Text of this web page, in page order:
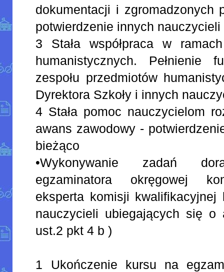
dokumentacji i zgromadzonych
potwierdzenie innych
3 Stała współpraca w
humanistycznych. Pełnienie
zespołu przedmiotów
Dyrektora Szkoły i innych
4 Stała pomoc nauczycielom
awans zawodowy -
bieżąco
•Wykonywanie zadań
egzaminatora okręgowej
eksperta komisji
nauczycieli ubiegających się o
ust.2 pkt 4 b )
1 Ukończenie kursu na